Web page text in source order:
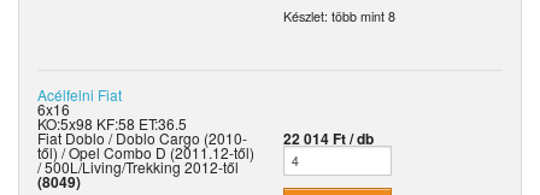
Készlet: több mint 8
Acélfelni Fiat
6x16
KO:5x98 KF:58 ET:36.5
Fiat Doblo / Doblo Cargo (2010-
től) / Opel Combo D (2011.12-től)
/ 500L/Living/Trekking 2012-től
(8049)
22 014 Ft / db